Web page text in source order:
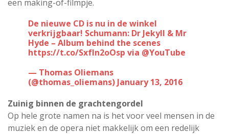
een making-of-filmpje.
De nieuwe CD is nu in de winkel
verkrijgbaar! Schumann: Dr Jekyll & Mr
Hyde – Album behind the scenes
https://t.co/SxfIn2oOsp via @YouTube
— Thomas Oliemans
(@thomas_oliemans) January 13, 2016
Zuinig binnen de grachtengordel
Op hele grote namen na is het voor veel mensen in de
muziek en de opera niet makkelijk om een redelijk